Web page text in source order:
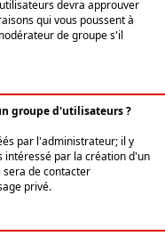
devra approuver
qui vous poussent à
de groupe s'il
groupe d'utilisateurs ?
par l'administrateur; il y
intéressé par la création d'un
de contacter
privé.